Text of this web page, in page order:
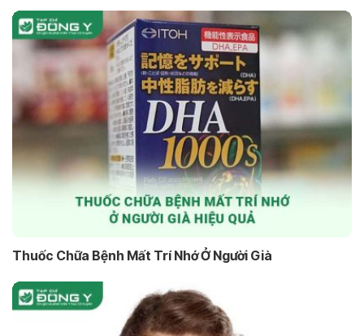
Thuốc Chữa Bệnh Mất Trí Nhớ Ở Người Già